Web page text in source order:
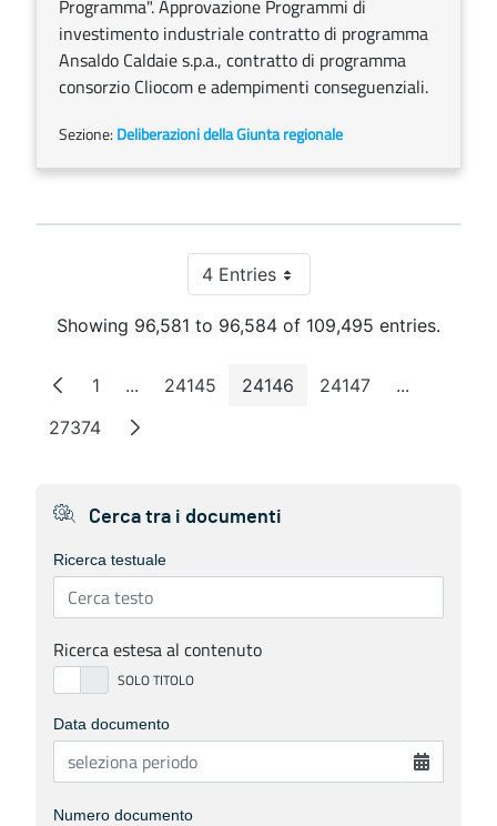
Programma". Approvazione Programmi di
investimento industriale contratto di programma
Ansaldo Caldaie s.p.a., contratto di programma
consorzio Cliocom e adempimenti conseguenziali.
Sezione: Deliberazioni della Giunta regionale
4 EntriesPer Page
Showing 96,581 to 96,584 of 109,495 entries.
Page
1 ...Intermediate Pages
Page
24145 Page
24146 Page
24147 ...
Page
27374
Cerca tra i documenti
Ricerca testuale
Ricerca estesa al contenuto
Data documento
Numero documento